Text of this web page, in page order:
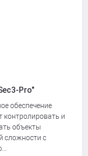
Pro"
обеспечение
контролировать и
объекты
сложности с